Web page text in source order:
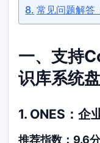
常见问题解答
一、支持
识库系统
1. ONES：企
推荐指数：9.6